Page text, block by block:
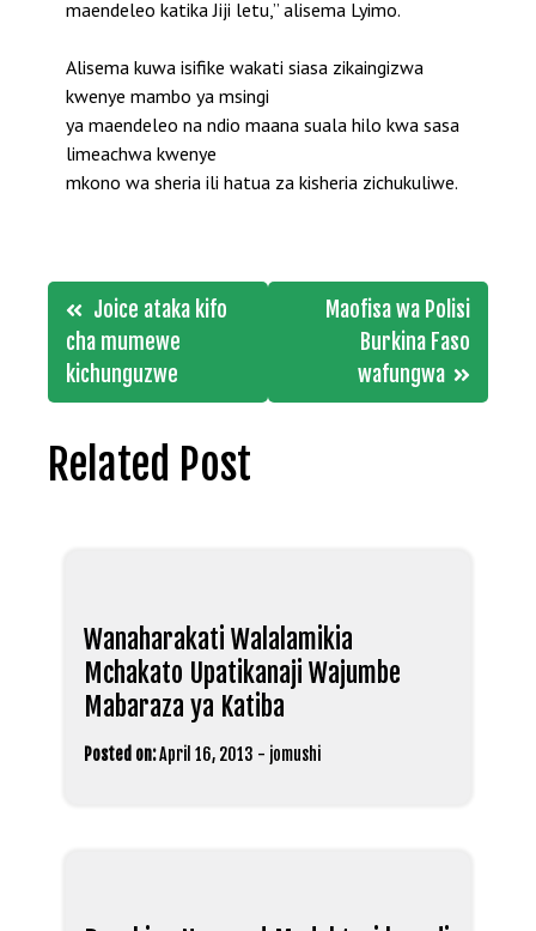
maendeleo katika Jiji letu,” alisema Lyimo.
Alisema kuwa isifike wakati siasa zikaingizwa
kwenye mambo ya msingi
ya maendeleo na ndio maana suala hilo kwa sasa
limeachwa kwenye
mkono wa sheria ili hatua za kisheria zichukuliwe.
Post
navigation
Joice ataka kifo
cha mumewe
kichunguzwe
Maofisa wa Polisi
Burkina Faso
wafungwa
Related Post
Wanaharakati Walalamikia
Mchakato Upatikanaji Wajumbe
Mabaraza ya Katiba
Posted on:April 16, 2013 - jomushi